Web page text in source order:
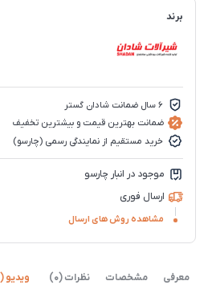
برند
6 سال ضمانت شادان گستر
ضمانت بهترین قیمت و بیشترین تخفیف
خرید مستقیم از نمایندگی رسمی (چارسو)
موجود در انبار چارسو
ارسال فوری
مشاهده روش های ارسال
معرفی مشخصات نظرات (0) ویدیو (5)